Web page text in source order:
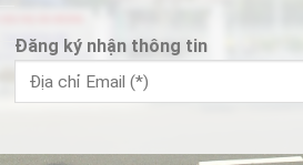
Đăng ký nhận thông tin